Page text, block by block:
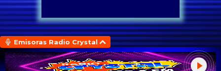
Emisoras Radio Crystal